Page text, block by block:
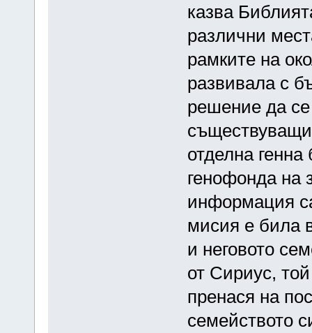
казва
различни
рамките на
развивала с
решение да се
отделна генна
генофонда на
информация
мисия е била
и неговото
от Сириус,
пренася на
семейството